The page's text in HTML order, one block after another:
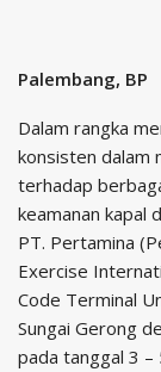
Palembang, BP
Dalam rangka
konsisten dalam
terhadap
keamanan kapal
PT. Pertamina
Exercise
Code Terminal
Sungai Gerong
pada tanggal 3